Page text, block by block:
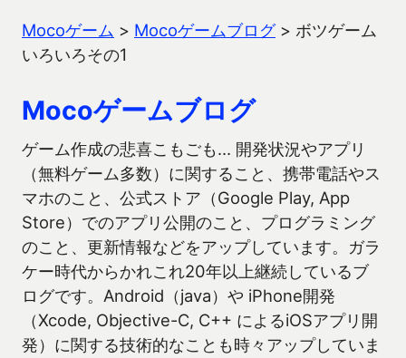
Mocoゲーム > Mocoゲームブログ> ボツゲーム
いろいろその1
Mocoゲームブログ
ゲーム作成の悲喜こもごも… 開発状況やアプリ
（無料ゲーム多数）に関すること、携帯電話やス
マホのこと、公式ストア（Google Play, App
Store）でのアプリ公開のこと、プログラミング
のこと、更新情報などをアップしています。ガラ
ケー時代からかれこれ20年以上継続しているブ
ログです。Android（java）や iPhone開発
（Xcode, Objective-C, C++ によるiOSアプリ開
発）に関する技術的なことも時々アップしていま